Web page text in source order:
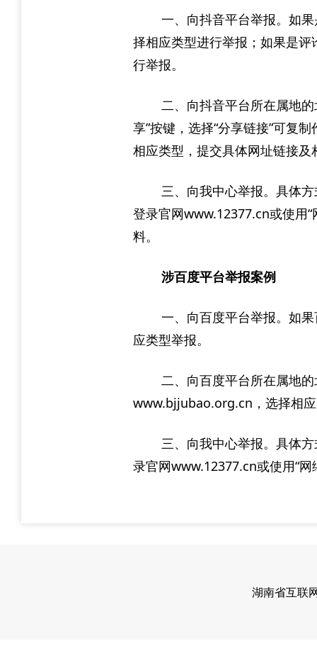
一、向抖音平台举报。如
择相应类型进行举报；如果是
行举报。
二、向抖音平台所在属地
享”按键，选择“分享链接”可复
相应类型，提交具体网址链接及
三、向我中心举报。具体
登录官网www.12377.cn或使用
料。
涉百度平台举报案例
一、向百度平台举报。如
应类型举报。
二、向百度平台所在属地
www.bjjubao.org.cn，选择相
三、向我中心举报。具体
录官网www.12377.cn或使用“
湖南省互联